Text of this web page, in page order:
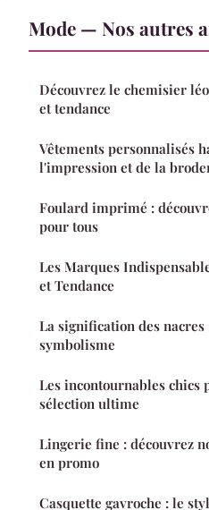
Mode — Nos autres
Découvrez le chemisier
et tendance
Vêtements personnalisés
l'impression et de la
Foulard imprimé :
pour tous
Les Marques
et Tendance
La signification des nacres
symbolisme
Les incontournables chics
sélection ultime
Lingerie fine : découvrez
en promo
Casquette gavroche : le